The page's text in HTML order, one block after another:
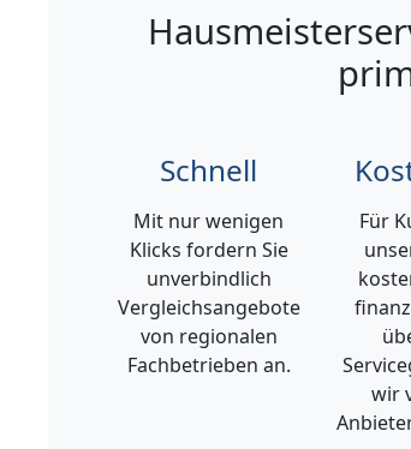
Schnell
Mit nur wenigen
Klicks fordern Sie
unverbindlich
Vergleichsangebote
von regionalen
Fachbetrieben an.
Für
wir